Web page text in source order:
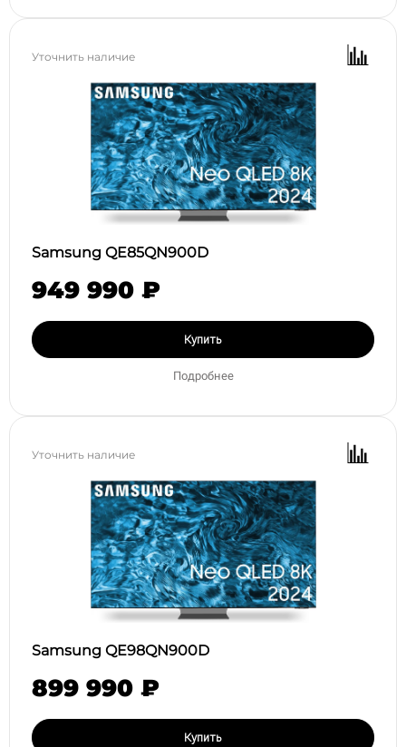
Уточнить наличие
Samsung QE85QN900D
949 990 ₽
Купить
Подробнее
Уточнить наличие
Samsung QE98QN900D
899 990 ₽
Купить